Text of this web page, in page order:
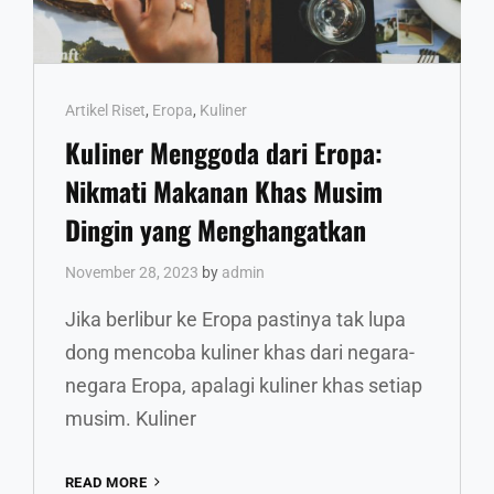
Cat
Links
Artikel Riset, Eropa, Kuliner
Kuliner Menggoda dari Eropa:
Nikmati Makanan Khas Musim
Dingin yang Menghangatkan
November 28, 2023 by admin
Jika berlibur ke Eropa pastinya tak lupa
dong mencoba kuliner khas dari negara-
negara Eropa, apalagi kuliner khas setiap
musim. Kuliner
READ MORE